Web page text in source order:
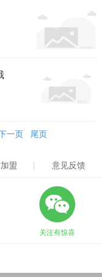
一页 尾页
盟 | 意见反馈
关注有惊喜